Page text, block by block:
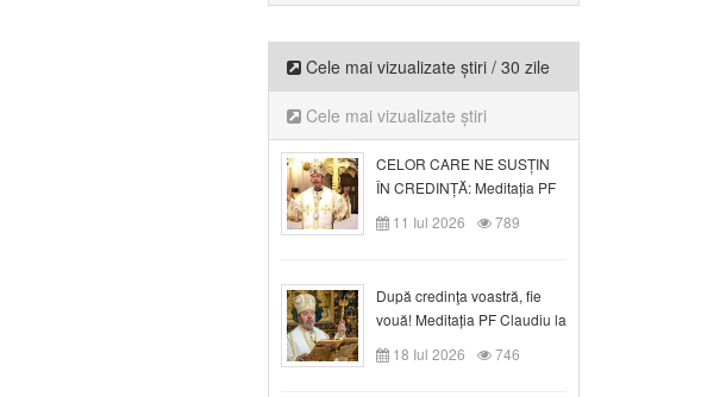
Cele mai vizualizate știri / 30 zile
Cele mai vizualizate știri
CELOR CARE NE SUSȚIN
ÎN CREDINȚĂ: Meditația PF
Claudiu la Duminica a VI-a
după Rusalii
11 Iul 2026 789
După credinţa voastră, fie
vouă! Meditația PF Claudiu la
duminica a VII-a după Rusalii
18 Iul 2026 746